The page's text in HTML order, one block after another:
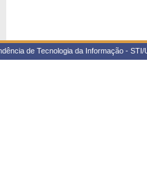
de Tecnologia da Informação -